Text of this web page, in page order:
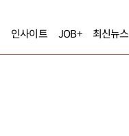
인사이트 JOB+ 최신뉴스